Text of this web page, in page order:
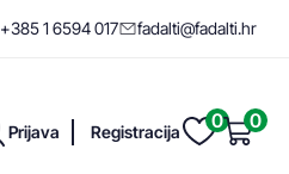
+385 1 6594 017 fadalti@fadalti.hr
Prijava Registracija 0 0